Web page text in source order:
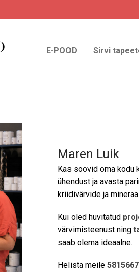
E-POOD Sirvi
Maren Luik
Kas soovid oma kodu
ühendust ja avasta
kriidivärvide ja
Kui oled huvitatud
värvimisteenust ning
saab olema ideaalne.
Helista meile